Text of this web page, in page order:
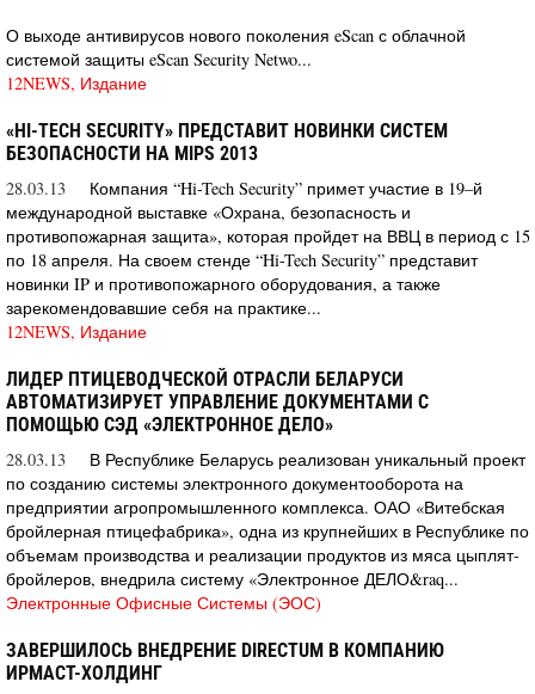
О выходе антивирусов нового поколения eScan с облачной
системой защиты eScan Security Netwo...
12NEWS, Издание
«HI-TECH SECURITY» ПРЕДСТАВИТ НОВИНКИ СИСТЕМ
БЕЗОПАСНОСТИ НА MIPS 2013
28.03.13
Компания “Hi-Tech Security” примет участие в 19–й
международной выставке «Охрана, безопасность и
противопожарная защита», которая пройдет на ВВЦ в период с 15
по 18 апреля. На своем стенде “Hi-Tech Security” представит
новинки IP и противопожарного оборудования, а также
зарекомендовавшие себя на практике...
12NEWS, Издание
ЛИДЕР ПТИЦЕВОДЧЕСКОЙ ОТРАСЛИ БЕЛАРУСИ
АВТОМАТИЗИРУЕТ УПРАВЛЕНИЕ ДОКУМЕНТАМИ С
ПОМОЩЬЮ СЭД «ЭЛЕКТРОННОЕ ДЕЛО»
28.03.13
В Республике Беларусь реализован уникальный проект
по созданию системы электронного документооборота на
предприятии агропромышленного комплекса. ОАО «Витебская
бройлерная птицефабрика», одна из крупнейших в Республике по
объемам производства и реализации продуктов из мяса цыплят-
бройлеров, внедрила систему «Электронное ДЕЛО&raq...
Электронные Офисные Системы (ЭОС)
ЗАВЕРШИЛОСЬ ВНЕДРЕНИЕ DIRECTUM В КОМПАНИЮ
ИРМАСТ-ХОЛДИНГ